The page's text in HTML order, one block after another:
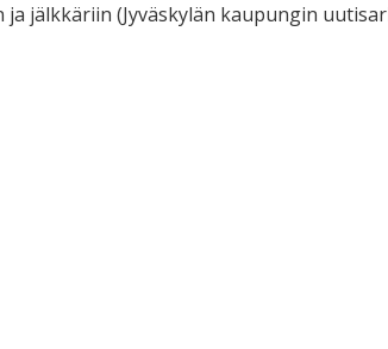
jälkkäriin (Jyväskylän kaupungin